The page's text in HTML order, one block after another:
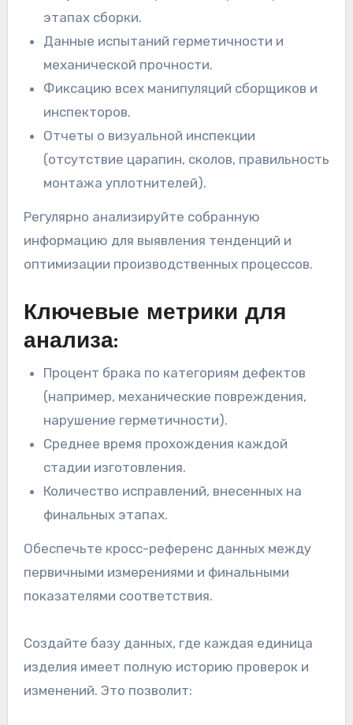
этапах сборки.
Данные испытаний герметичности и
механической прочности.
Фиксацию всех манипуляций сборщиков и
инспекторов.
Отчеты о визуальной инспекции
(отсутствие царапин, сколов, правильность
монтажа уплотнителей).
Регулярно анализируйте собранную
информацию для выявления тенденций и
оптимизации производственных процессов.
Ключевые метрики для
анализа:
Процент брака по категориям дефектов
(например, механические повреждения,
нарушение герметичности).
Среднее время прохождения каждой
стадии изготовления.
Количество исправлений, внесенных на
финальных этапах.
Обеспечьте кросс-референс данных между
первичными измерениями и финальными
показателями соответствия.
Создайте базу данных, где каждая единица
изделия имеет полную историю проверок и
изменений. Это позволит: